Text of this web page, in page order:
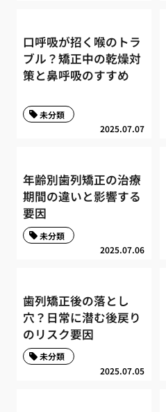
口呼吸が招く喉のトラ
ブル？矯正中の乾燥対
策と鼻呼吸のすすめ
2025.07.07
未分類
年齢別歯列矯正の治療
期間の違いと影響する
要因
2025.07.06
未分類
歯列矯正後の落とし
穴？日常に潜む後戻り
のリスク要因
2025.07.05
未分類